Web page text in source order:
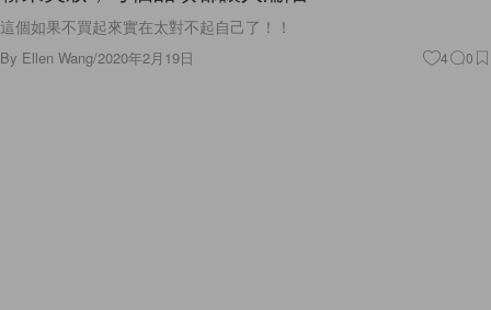
這個如果不買起來實在太對不起自己了！！
By Ellen Wang/2020年2月19日 4 0